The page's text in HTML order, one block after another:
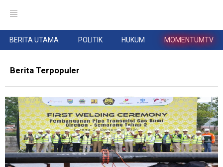
BERITA UTAMA POLITIK HUKUM MOMENTUMTV
Berita Terpopuler